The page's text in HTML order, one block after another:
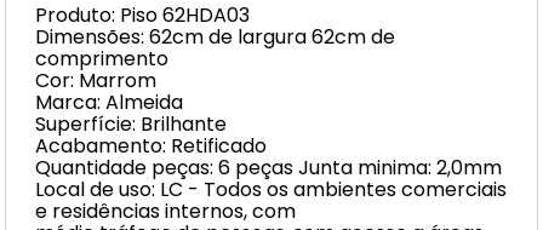
Produto: Piso 62HDA03
Dimensões: 62cm de largura 62cm de
comprimento
Cor: Marrom
Marca: Almeida
Superfície: Brilhante
Acabamento: Retificado
Quantidade peças: 6 peças Junta minima: 2,0mm
Local de uso: LC - Todos os ambientes comerciais
e residências internos, com